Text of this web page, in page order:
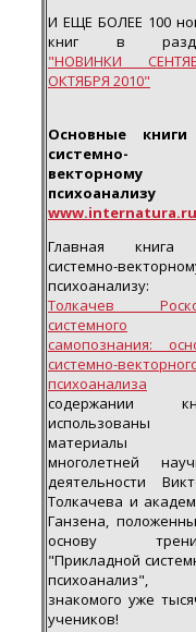
И ЕЩЕ БОЛЕЕ 100
книг в
"НОВИНКИ
ОКТЯБРЯ 2010"
Основные
системно-
векторному
психоанализу
www.internatura.ru
Главная книга
системно-
Толкачев
системного
самопознания:
системно-
психоанализа
содержании
использованы
материалы
многолетней
деятельности
Толкачева и
Ганзена,
основу
"Прикладной
психоанализ",
знакомого уже
учеников!